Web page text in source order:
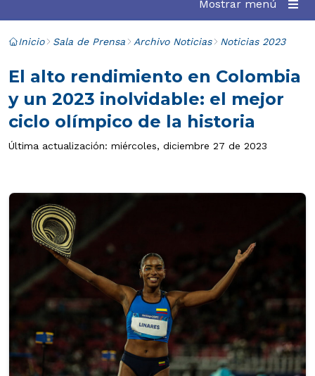
Mostrar menú
Inicio Sala de Prensa Archivo Noticias Noticias 2023
El alto rendimiento en Colombia
y un 2023 inolvidable: el mejor
ciclo olímpico de la historia
Última actualización: miércoles, diciembre 27 de 2023